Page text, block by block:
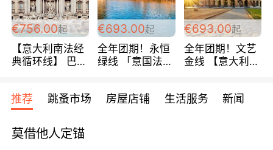
€756.00起
【意大利南法经
典循环线】 巴黎
宾馆 108欧/天起
全程756欧/位
€693.00起
全年团期！永恒
绿线 「意国法
欧/天起 ~包拼房
€693.00起
全年团期！文艺
金线 【意大利一
每周铁发！
推荐 跳蚤市场 房屋店铺 生活服务 新闻
莫借他人定锚